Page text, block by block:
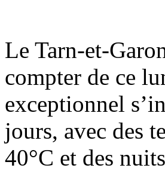
Le Tarn-et-
compter de ce
exceptionnel
jours, avec des
40°C et des